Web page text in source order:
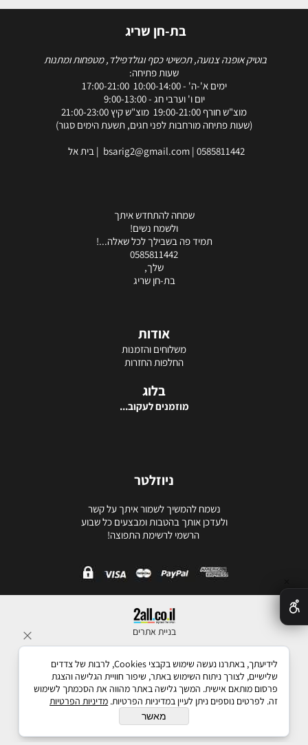
בת-חן שריג
בוטיק אופנה צנועה, תכשיטי כסף וגולדפילד, מטפחות ומתנות
שעות פתיחה:
ימים א'-ה' - 10:00-14:00 17:00-21:00
יום ו' וערבי חג - 9:00-13:00
מוצ"ש חורף 19:00-21:00 מוצ"ש קיץ 21:00-23:00
(שעות פתיחה מורחבות לפני חגים, תשעת הימים סגור)
bsarig2@gmail.com | 0585811442 | בית אל
שמחה להתחדש איתך
ולשמח נשים!
תמיד פה בשבילך לכל שאלה...!
0585811442
שלך,
בת-חן שריג
אודות
משלוחים והזמנות
החלפות החזרות
בלוג
מוזמנים לעקוב...
ניוזלטר
נשמח להמשיך לשמור איתך על קשר
ולעדכן אותך בהטבות ומבצעים כל שבוע
הרשמי לרשימת התפוצה!
בניית אתרים
לידיעתך, באתרנו נעשה שימוש בקבצי Cookies, לרבות של צדדים
שלישיים, לצורך ניתוח השימוש באתר, שיפור חוויית הגלישה והצגת
פרסום מותאם אישית. המשך גלישה באתר מהווה את הסכמתך לשימוש
זה. לפרטים נוספים ניתן לעיין במדיניות הפרטיות. מדיניות הפרטיות
מאשר